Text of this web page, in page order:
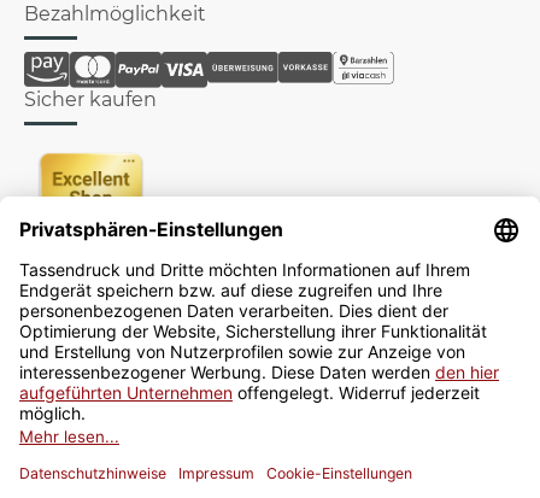
Bezahlmöglichkeit
Sicher kaufen
Newsletter